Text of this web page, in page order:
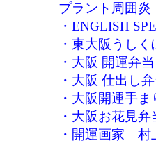
プラント周囲炎
・ ENGLISH
・ 東大阪うしく
・ 大阪 開運弁
・ 大阪 仕出し
・ 大阪開運手ま
・ 大阪お花見弁
・ 開運画家 村